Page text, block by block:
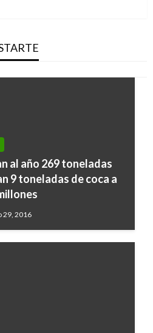
al año 269 toneladas
9 toneladas de coca a
29, 2016